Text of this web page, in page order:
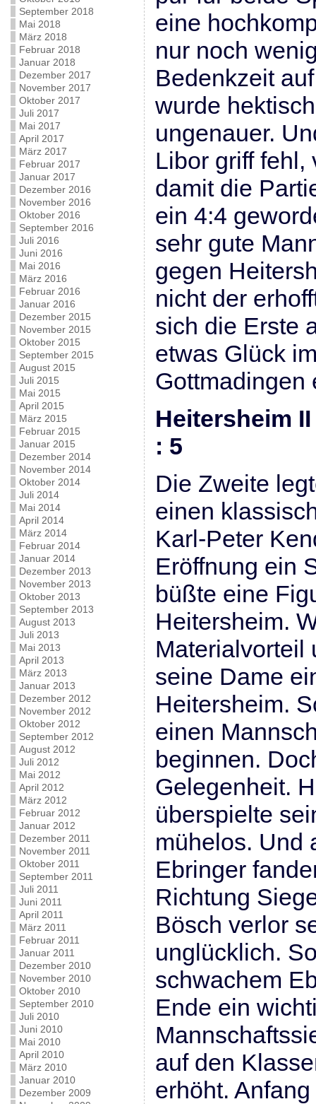
September 2018
Mai 2018
März 2018
Februar 2018
Januar 2018
Dezember 2017
November 2017
Oktober 2017
Juli 2017
Mai 2017
April 2017
März 2017
Februar 2017
Januar 2017
Dezember 2016
November 2016
Oktober 2016
September 2016
Juli 2016
Juni 2016
Mai 2016
März 2016
Februar 2016
Januar 2016
Dezember 2015
November 2015
Oktober 2015
September 2015
August 2015
Juli 2015
Mai 2015
April 2015
März 2015
Februar 2015
Januar 2015
Dezember 2014
November 2014
Oktober 2014
Juli 2014
Mai 2014
April 2014
März 2014
Februar 2014
Januar 2014
Dezember 2013
November 2013
Oktober 2013
September 2013
August 2013
Juli 2013
Mai 2013
April 2013
März 2013
Januar 2013
Dezember 2012
November 2012
Oktober 2012
September 2012
August 2012
Juli 2012
Mai 2012
April 2012
März 2012
Februar 2012
Januar 2012
Dezember 2011
November 2011
Oktober 2011
September 2011
Juli 2011
Juni 2011
April 2011
März 2011
Februar 2011
Januar 2011
Dezember 2010
November 2010
Oktober 2010
September 2010
Juli 2010
Juni 2010
Mai 2010
April 2010
März 2010
Januar 2010
Dezember 2009
eine
nur noch
Bedenkzeit
wurde
ungenauer.
Libor griff fehl,
damit die
ein 4:4
sehr gute
gegen
nicht der
sich die Erste
etwas Glück
Gottmadingen
: 5
Die Zweite
einen
Karl-Peter
Eröffnung ein
büßte eine
Heitersheim.
Materialvorteil
seine Dame
Heitersheim.
einen
beginnen.
Gelegenheit.
überspielte
mühelos. Und
Ebringer
Richtung
Bösch verlor
unglücklich.
schwachem
Ende ein
auf den
erhöht.